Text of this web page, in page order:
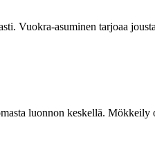
Vuokra-asuminen tarjoaa
luonnon keskellä. Mökkeily